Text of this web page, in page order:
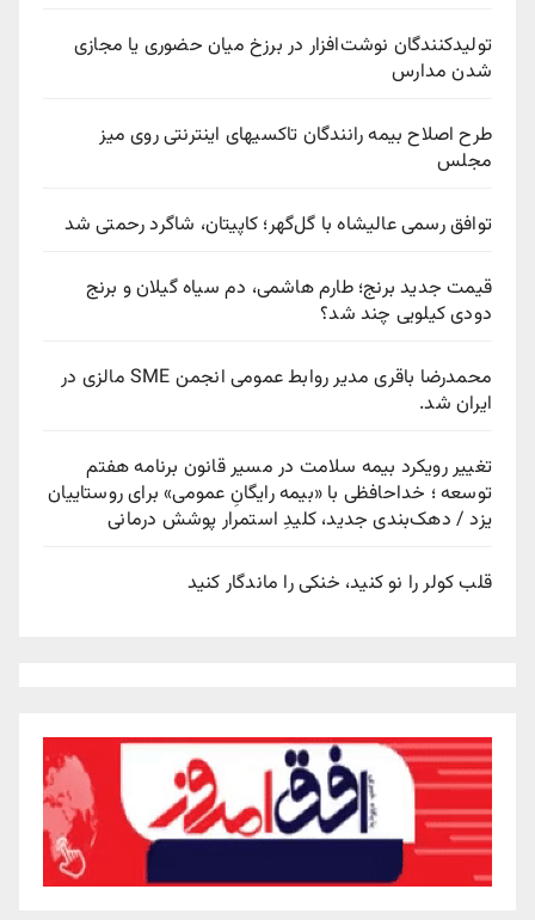
تولیدکنندگان نوشت‌افزار در برزخ میان حضوری یا مجازی
شدن مدارس
طرح اصلاح بیمه رانندگان تاکسیهای اینترنتی روی میز
مجلس
توافق رسمی عالیشاه با گل‌گهر؛ کاپیتان، شاگرد رحمتی شد
قیمت جدید برنج؛ طارم هاشمی، دم سیاه گیلان و برنج
دودی کیلویی چند شد؟
محمدرضا باقری مدیر روابط عمومی انجمن SME مالزی در
ایران شد.
تغییر رویکرد بیمه سلامت در مسیر قانون برنامه هفتم
توسعه ؛ خداحافظی با «بیمه رایگانِ عمومی» برای روستاییان
یزد / دهک‌بندی جدید، کلیدِ استمرار پوشش درمانی
قلب کولر را نو کنید، خنکی را ماندگار کنید